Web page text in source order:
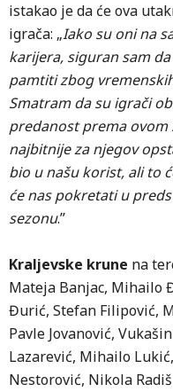
istakao je da će ova
igrača: „Iako su oni na
karijera, siguran sam
pamtiti zbog
Smatram da su igrači
predanost prema
najbitnije za njegov
bio u našu korist, ali to
će nas pokretati u
sezonu.”
Kraljevske krune na
Mateja Banjac, Mihailo
Đurić, Stefan Filipović,
Pavle Jovanović,
Lazarević, Mihailo
Nestorović, Nikola